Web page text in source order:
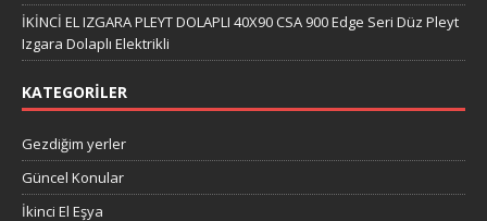
İKİNCİ EL IZGARA PLEYT DOLAPLI 40X90 CSA 900 Edge Seri Düz Pleyt
Izgara Dolaplı Elektrikli
KATEGORILER
Gezdiğim yerler
Güncel Konular
İkinci El Eşya